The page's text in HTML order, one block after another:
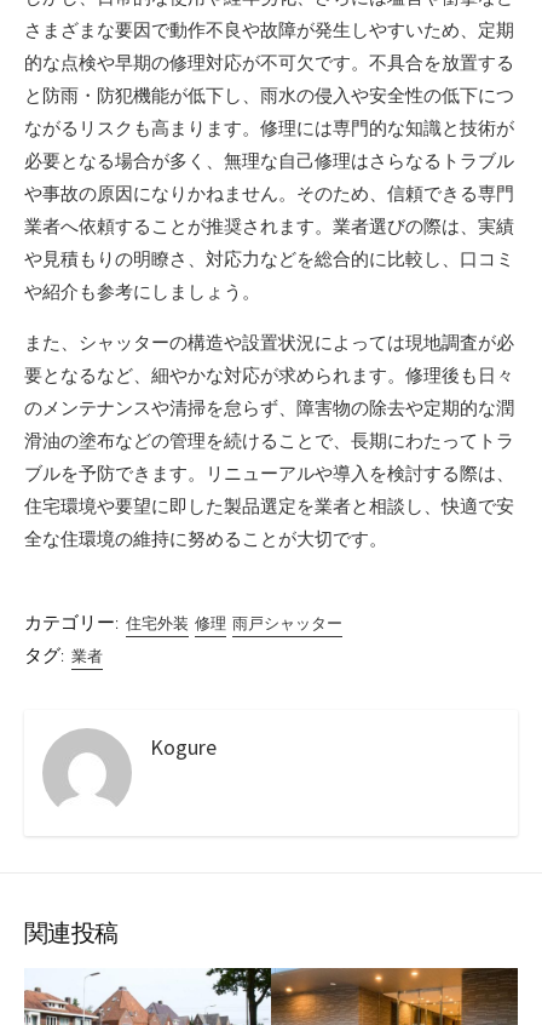
さまざまな要因で動作不良や故障が発生しやすいため、定期
的な点検や早期の修理対応が不可欠です。不具合を放置する
と防雨・防犯機能が低下し、雨水の侵入や安全性の低下につ
ながるリスクも高まります。修理には専門的な知識と技術が
必要となる場合が多く、無理な自己修理はさらなるトラブル
や事故の原因になりかねません。そのため、信頼できる専門
業者へ依頼することが推奨されます。業者選びの際は、実績
や見積もりの明瞭さ、対応力などを総合的に比較し、口コミ
や紹介も参考にしましょう。
また、シャッターの構造や設置状況によっては現地調査が必
要となるなど、細やかな対応が求められます。修理後も日々
のメンテナンスや清掃を怠らず、障害物の除去や定期的な潤
滑油の塗布などの管理を続けることで、長期にわたってトラ
ブルを予防できます。リニューアルや導入を検討する際は、
住宅環境や要望に即した製品選定を業者と相談し、快適で安
全な住環境の維持に努めることが大切です。
カテゴリー: 住宅外装 修理 雨戸シャッター
タグ: 業者
Kogure
関連投稿